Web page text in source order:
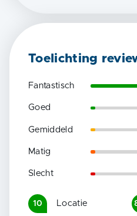
Toelichting
Fantastisch
Goed
Gemiddeld
Matig
Slecht
10 Locatie